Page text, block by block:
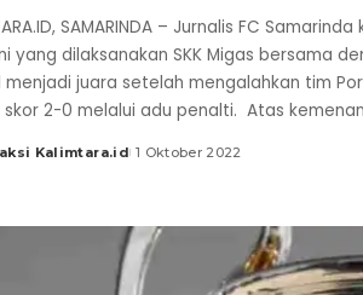
SAMARINDA – Jurnalis FC
yang dilaksanakan SKK Migas bersama
menjadi juara setelah mengalahkan tim
2-0 melalui adu penalti. Atas
Kalimtara.id 1 Oktober 2022